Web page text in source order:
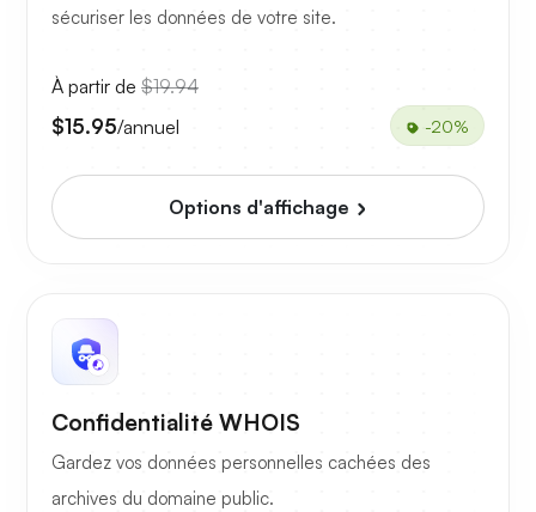
sécuriser les données de votre site.
À partir de $19.94
$15.95/annuel -20%
Options d'affichage
Confidentialité WHOIS
Gardez vos données personnelles cachées des
archives du domaine public.